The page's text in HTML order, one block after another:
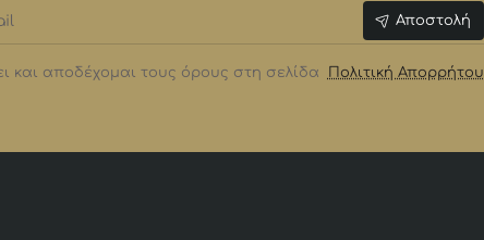
Αποστολή
και αποδέχομαι τους όρους στη σελίδα Πολιτική Απορρήτου